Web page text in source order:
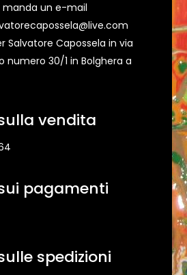
manda un e-mail
Salvatore Capossela in via
numero 30/1 in Bolghera a
vendita
pagamenti
spedizioni